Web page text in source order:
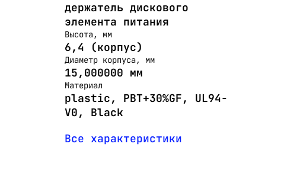
держатель дискового
элемента питания
Высота, мм
6,4 (корпус)
Диаметр корпуса, мм
15,000000 мм
Материал
plastic, PBT+30%GF, UL94-
V0, Black
Все характеристики